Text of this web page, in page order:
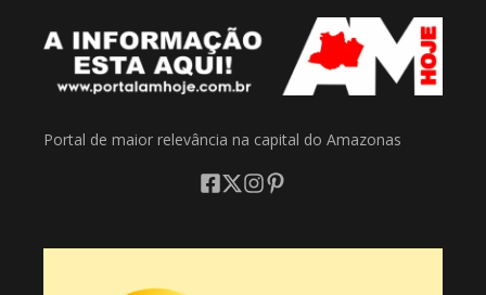
Portal de maior relevância na capital do Amazonas